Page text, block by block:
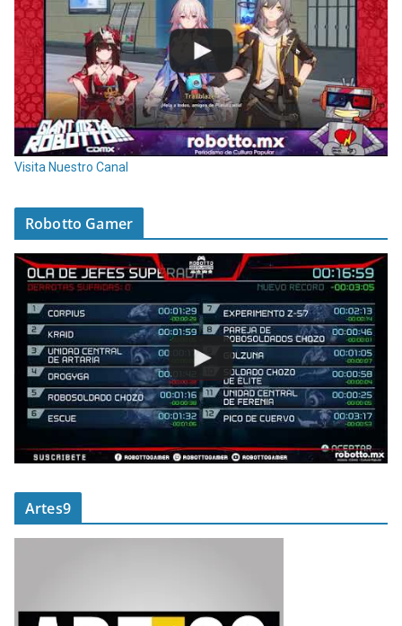
Visita Nuestro Canal
Robotto Gamer
Artes9